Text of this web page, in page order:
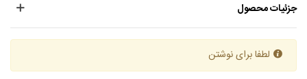
جزئیات محصول
لطفا برای نوشتن